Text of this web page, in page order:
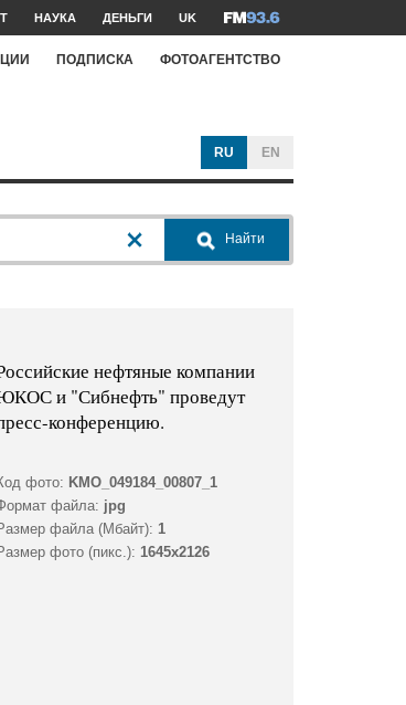
НАУКА ДЕНЬГИ UK
ПОДПИСКА ФОТОАГЕНТСТВО
RU EN
Найти
нефтяные компании
и "Сибнефть" проведут
конференцию.
фото: KMO_049184_00807_1
файла: jpg
файла (Мбайт): 1
фото (пикс.): 1645x2126